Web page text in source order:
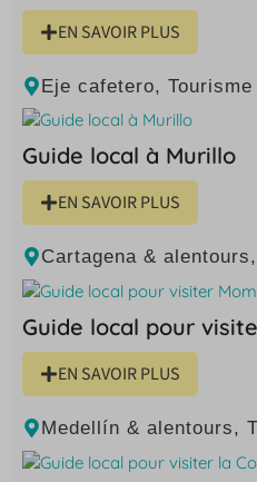
EN SAVOIR PLUS
Eje cafetero,
Guide local à Murillo
EN SAVOIR PLUS
Cartagena & alentours,
Guide local pour
EN SAVOIR PLUS
Medellín & alentours,